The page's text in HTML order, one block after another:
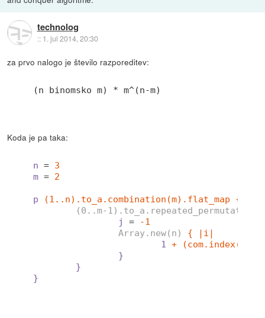
technolog
:: 1. jul 2014, 20:30
za prvo nalogo je število razporeditev:
(n binomsko m) * m^(n-m)
Koda je pa taka:
n = 3
m = 2
p
(1..n).to_a.combination(m).flat_map {
(0..m-
j
=
-1
Array.new(n)
{ |i|
1 +
}
}
}